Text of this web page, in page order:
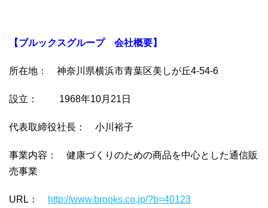
【ブルックスグループ 会社概要】
所在地： 神奈川県横浜市青葉区美しが丘4-54-6
設立： 1968年10月21日
代表取締役社長： 小川裕子
事業内容： 健康づくりのための商品を中心とした通信販
売事業
URL： http://www.brooks.co.jp/?b=40123